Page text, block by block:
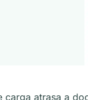
carga atrasa a